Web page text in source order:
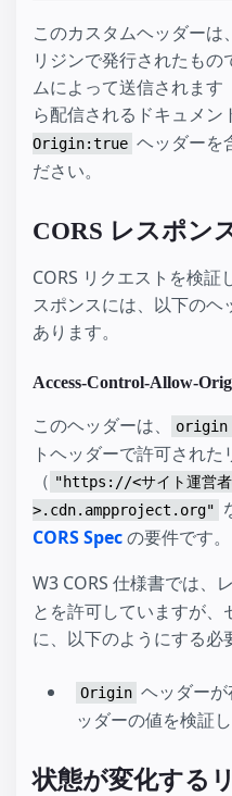
このカスタムヘッダーは
リジンで発行されたもの
ムによって送信されます
ら配信されるドキュメン
Origin:true ヘッダーを
ださい。
CORS レスポン
CORS リクエストを検証
スポンスには、以下の
あります。
Access-Control-Allow-
このヘッダーは、 origin
トヘッダーで許可され
（ "https://<サイト運営者
>.cdn.ampproject.org"
CORS Specの要件です。
W3 CORS 仕様書では、
とを許可していますが
に、以下のようにする必
Origin ヘッダーが
ッダーの値を検証
状態が変化する